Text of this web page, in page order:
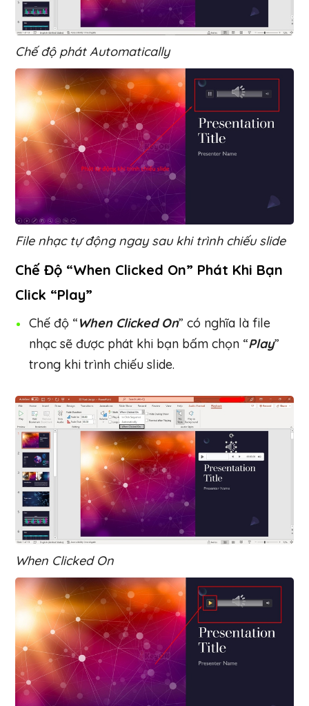
Chế độ phát Automatically
File nhạc tự động ngay sau khi trình chiếu slide
Chế Độ “When Clicked On” Phát Khi Bạn
Click “Play”
Chế độ “When Clicked On” có nghĩa là file
nhạc sẽ được phát khi bạn bấm chọn “Play”
trong khi trình chiếu slide.
When Clicked On